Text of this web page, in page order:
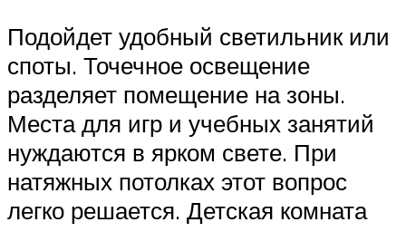
Подойдет удобный светильник или
споты. Точечное освещение
разделяет помещение на зоны.
Места для игр и учебных занятий
нуждаются в ярком свете. При
натяжных потолках этот вопрос
легко решается. Детская комната